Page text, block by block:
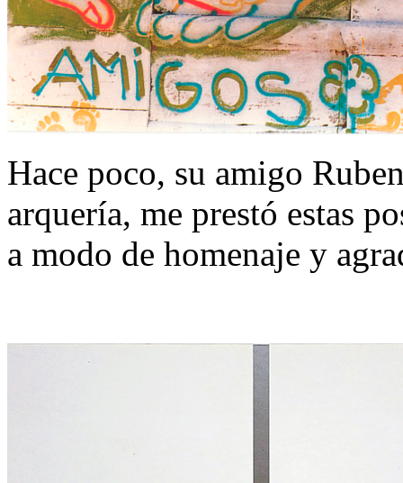
Hace poco, su amigo
arquería, me prestó estas
a modo de homenaje y